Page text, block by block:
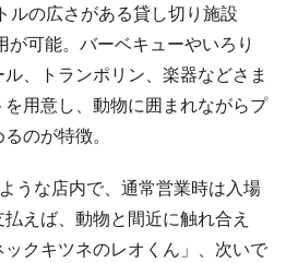
の広さがある貸し切り施設
可能。バーベキューやいろり
、トランポリン、楽器などさま
用意し、動物に囲まれながらプ
のが特徴。
うな店内で、通常営業時は入場
えば、動物と間近に触れ合え
クキツネのレオくん」、次いで